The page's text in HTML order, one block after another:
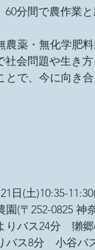
難民と共に生きる
60分間で農作業
農薬・無化学肥
社会問題や生き
とで、今に向き
日(土)10:35-
(〒252-0825 神
りバス24分　獺
　小谷バス